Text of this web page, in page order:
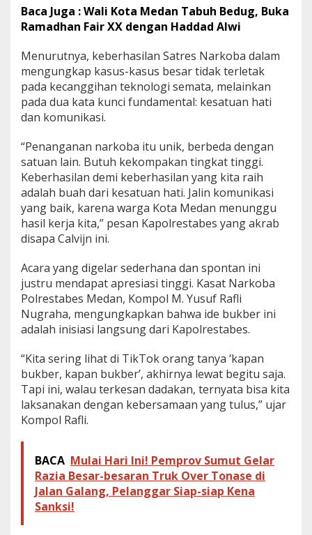
g
u
g
k
a
p
a
9
K
g
S
b
u
Baca Juga : Wali Kota Medan Tabuh Bedug, Buka
Ramadhan Fair XX dengan Haddad Alwi
Menurutnya, keberhasilan Satres Narkoba dalam
mengungkap kasus-kasus besar tidak terletak
pada kecanggihan teknologi semata, melainkan
pada dua kata kunci fundamental: kesatuan hati
dan komunikasi.
“Penanganan narkoba itu unik, berbeda dengan
satuan lain. Butuh kekompakan tingkat tinggi.
Keberhasilan demi keberhasilan yang kita raih
adalah buah dari kesatuan hati. Jalin komunikasi
yang baik, karena warga Kota Medan menunggu
hasil kerja kita,” pesan Kapolrestabes yang akrab
disapa Calvijn ini.
Acara yang digelar sederhana dan spontan ini
justru mendapat apresiasi tinggi. Kasat Narkoba
Polrestabes Medan, Kompol M. Yusuf Rafli
Nugraha, mengungkapkan bahwa ide bukber ini
adalah inisiasi langsung dari Kapolrestabes.
“Kita sering lihat di TikTok orang tanya ‘kapan
bukber, kapan bukber’, akhirnya lewat begitu saja.
Tapi ini, walau terkesan dadakan, ternyata bisa kita
laksanakan dengan kebersamaan yang tulus,” ujar
Kompol Rafli.
BACA Mulai Hari Ini! Pemprov Sumut Gelar
Razia Besar-besaran Truk Over Tonase di
Jalan Galang, Pelanggar Siap-siap Kena
Sanksi!